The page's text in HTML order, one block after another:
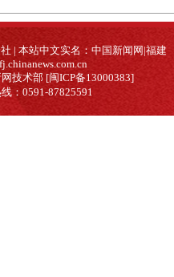
| 本站中文实名：中国新闻网|福建
技术部 [闽ICP备13000383]
：0591-87825591